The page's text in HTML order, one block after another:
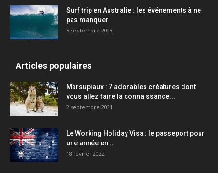
Surf trip en Australie : les événements à ne
pas manquer
5 septembre 2023
Articles populaires
Marsupiaux : 7 adorables créatures dont
vous allez faire la connaissance...
2 septembre 2021
Le Working Holiday Visa : le passeport pour
une année en...
18 février 2022